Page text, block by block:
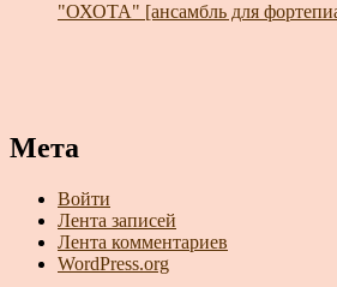
"ОХОТА" [ансамбль для
Мета
Войти
Лента записей
Лента комментариев
WordPress.org